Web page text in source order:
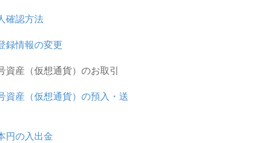
確認方法
録情報の変更
資産（仮想通貨）のお取引
資産（仮想通貨）の預入・送
円の入出金